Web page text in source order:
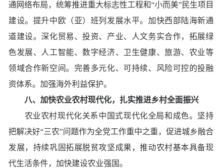
通网络布局，统筹推进重大标志性工程和“小而美”民生项目
建设。提升中欧（亚）班列发展水平。加快西部陆海新通
道建设。深化贸易、投资、产业、人文务实合作，拓展绿
色发展、人工智能、数字经济、卫生健康、旅游、农业等
领域合作新空间。完善多元化、可持续、风险可控的投融
资体系。加强海外利益保护。
八、加快农业农村现代化，扎实推进乡村全面振兴
农业农村现代化关系中国式现代化全局和成色。坚持
把解决好“三农”问题作为全党工作重中之重，促进城乡融合
发展，持续巩固拓展脱贫攻坚成果，推动农村基本具备现
代生活条件，加快建设农业强国。